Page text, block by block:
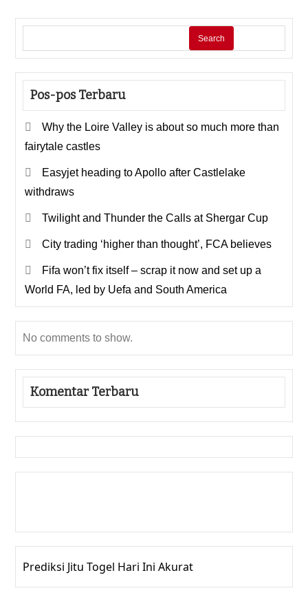
Search
Pos-pos Terbaru
Why the Loire Valley is about so much more than
fairytale castles
Easyjet heading to Apollo after Castlelake
withdraws
Twilight and Thunder the Calls at Shergar Cup
City trading ‘higher than thought’, FCA believes
Fifa won’t fix itself – scrap it now and set up a
World FA, led by Uefa and South America
No comments to show.
Komentar Terbaru
Prediksi Jitu Togel Hari Ini Akurat